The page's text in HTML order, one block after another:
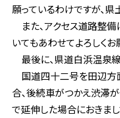
願っているわけですが、
また、アクセス道路整
いてもあわせてよろしくお
最後に、県道白浜温泉
国道四十二号を田辺方
合、後続車がつかえ渋滞
で延伸した場合におきま